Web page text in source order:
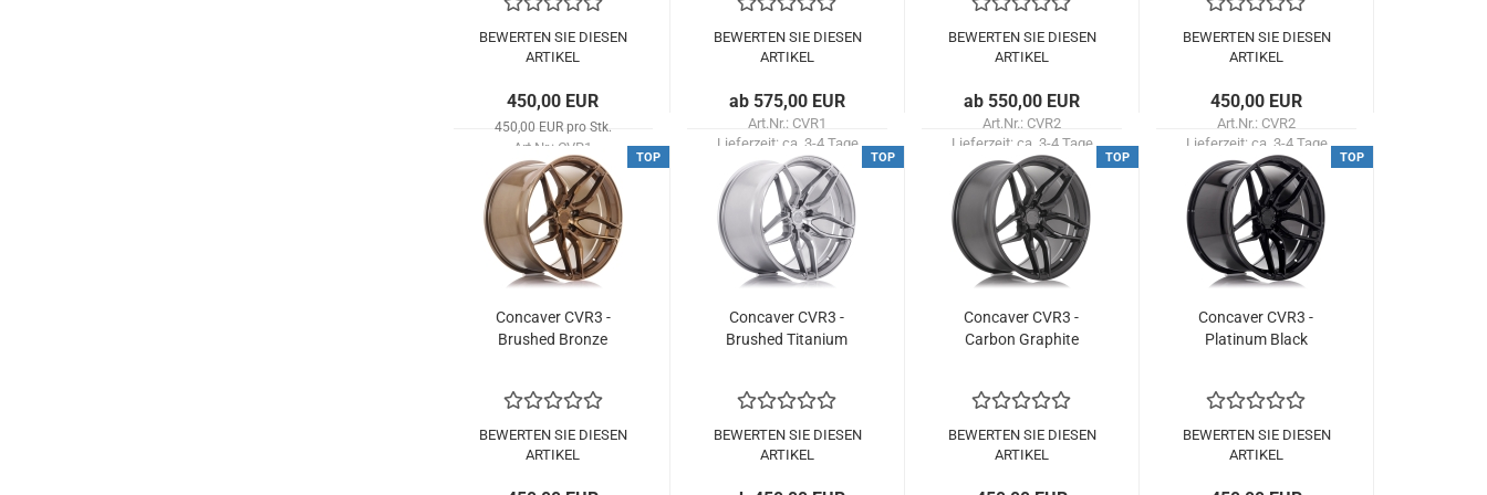
BEWERTEN SIE DIESEN
ARTIKEL
450,00 EUR
450,00 EUR pro Stk.
Art.Nr.: CVR1
Lieferzeit:ca. 3-4 Tage
BEWERTEN SIE DIESEN
ARTIKEL
ab 575,00 EUR
Art.Nr.: CVR1
Lieferzeit: ca. 3-4 Tage
BEWERTEN SIE DIESEN
ARTIKEL
ab 550,00 EUR
Art.Nr.: CVR2
Lieferzeit: ca. 3-4 Tage
BEWERTEN SIE DIESEN
ARTIKEL
450,00 EUR
Art.Nr.: CVR2
Lieferzeit: ca. 3-4 Tage
TOP
Con­ca­ver CVR3 -
Brushed Bron­ze
BEWERTEN SIE DIESEN
ARTIKEL
TOP
Con­ca­ver CVR3 -
Brushed Ti­ta­ni­um
BEWERTEN SIE DIESEN
ARTIKEL
TOP
Con­ca­ver CVR3 -
Car­bon Gra­phi­te
BEWERTEN SIE DIESEN
ARTIKEL
TOP
Con­ca­ver CVR3 -
Pla­ti­num Black
BEWERTEN SIE DIESEN
ARTIKEL